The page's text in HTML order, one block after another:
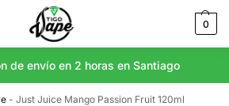
0
de envío en 2 horas en Santiago
- Just Juice Mango Passion Fruit 120ml